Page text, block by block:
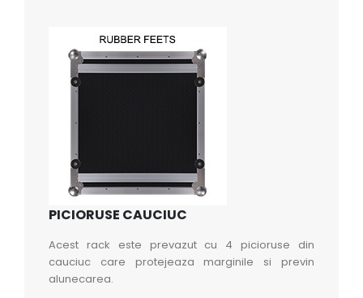
PICIORUSE CAUCIUC
Acest rack este prevazut cu 4 picioruse din
cauciuc care protejeaza marginile si previn
alunecarea.